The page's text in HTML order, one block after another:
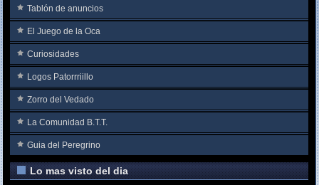
Tablón de anuncios
El Juego de la Oca
Curiosidades
Logos Patorrriillo
Zorro del Vedado
La Comunidad B.T.T.
Guia del Peregrino
Lo mas visto del dia